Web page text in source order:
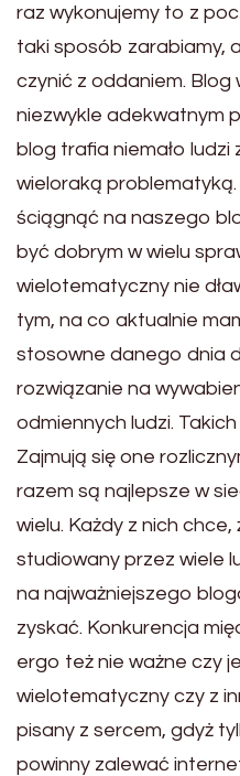
raz wykonujemy to z
taki sposób zarabiamy,
czynić z oddaniem.
niezwykle adekwatnym
blog trafia niemało
wieloraką
ściągnąć na naszego
być dobrym w wielu
wielotematyczny nie
tym, na co aktualnie
stosowne danego dnia
rozwiązanie na
odmiennych ludzi.
Zajmują się one
razem są najlepsze w
wielu. Każdy z nich
studiowany przez wiele
na najważniejszego
zyskać. Konkurencja
ergo też nie ważne czy
wielotematyczny czy z
pisany z sercem, gdyż
powinny zalewać